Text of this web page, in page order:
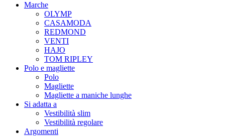
Marche
OLYMP
CASAMODA
REDMOND
VENTI
HAJO
TOM RIPLEY
Polo e magliette
Polo
Magliette
Magliette a maniche lunghe
Si adatta a
Vestibilità slim
Vestibilità regolare
Argomenti